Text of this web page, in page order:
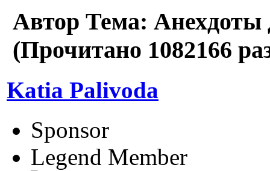
Автор Тема: Анехдоты
(Прочитано 1082166
Katia Palivoda
Sponsor
Legend Member